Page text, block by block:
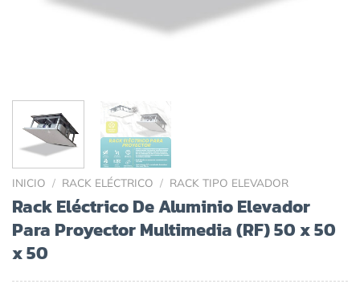
INICIO / RACK ELÉCTRICO / RACK TIPO ELEVADOR
Rack Eléctrico De Aluminio Elevador
Para Proyector Multimedia (RF) 50 x 50
x 50